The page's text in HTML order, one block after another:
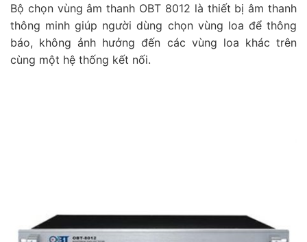
Bộ chọn vùng âm thanh OBT 8012 là thiết bị âm thanh
thông minh giúp người dùng chọn vùng loa để thông
báo, không ảnh hưởng đến các vùng loa khác trên
cùng một hệ thống kết nối.